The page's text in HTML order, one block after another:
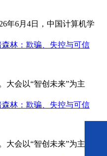
年6月4日，中国计算机学
森林：欺骗、失控与可信
大会以“智创未来”为主
森林：欺骗、失控与可信
大会以“智创未来”为主